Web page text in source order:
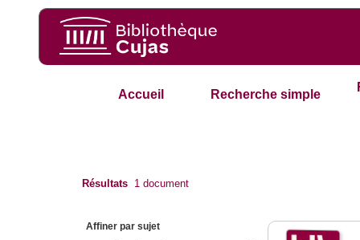
Accueil Recherche simple
Résultats 1 document
Affiner par sujet